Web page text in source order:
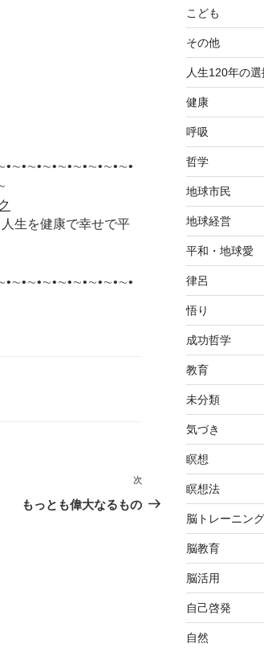
生を健康で幸せで平
次
の
次
もっとも偉大なるもの
こども
その他
人生120年の選
健康
呼吸
哲学
地球市民
地球経営
平和・地球愛
律呂
悟り
成功哲学
教育
未分類
気づき
瞑想
瞑想法
脳トレーニング
脳教育
脳活用
自己啓発
自然